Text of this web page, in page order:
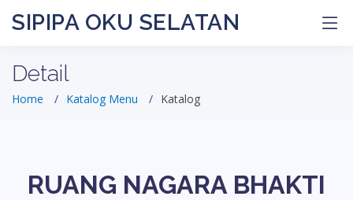
SIPIPA OKU SELATAN
Detail
Home Katalog Menu Katalog
RUANG NAGARA BHAKTI